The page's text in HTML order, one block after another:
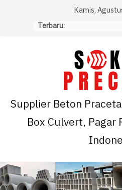
Kamis,
Terbaru:
Supplier Beton
Box Culvert, Pagar